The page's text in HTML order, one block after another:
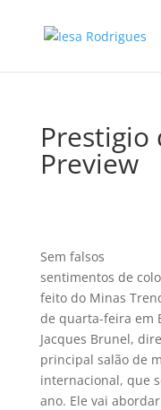
Prestigio
Preview
Sem falsos
sentimentos de
feito do Minas
de quarta-feira em
Jacques Brunel,
principal salão de
internacional, que
ano. Ele vai